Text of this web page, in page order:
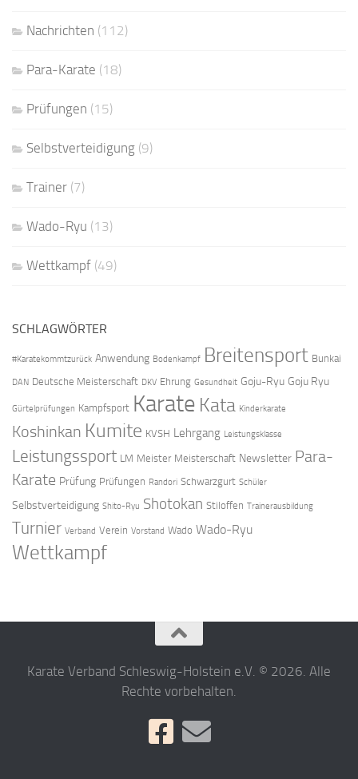
Nachrichten (112)
Para-Karate (18)
Prüfungen (15)
Selbstverteidigung (9)
Trainer (7)
Wado-Ryu (13)
Wettkampf (49)
SCHLAGWÖRTER
#Karatekommtzurück Anwendung Bodenkampf Breitensport Bunkai
DAN Deutsche Meisterschaft DKV Ehrung Gesundheit Goju-Ryu Goju Ryu
Gürtelprüfungen Kampfsport Karate Kata Kinderkarate
Koshinkan Kumite KVSH Lehrgang Leistungsklasse
Leistungssport LM Meister Meisterschaft Newsletter Para-
Karate Prüfung Prüfungen Randori Schwarzgurt Schüler
Selbstverteidigung Shito-Ryu Shotokan Stiloffen Trainerausbildung
Turnier Verband Verein Vorstand Wado Wado-Ryu
Wettkampf
Karate Verband Schleswig-Holstein e.V. © 2026. Alle
Rechte vorbehalten.